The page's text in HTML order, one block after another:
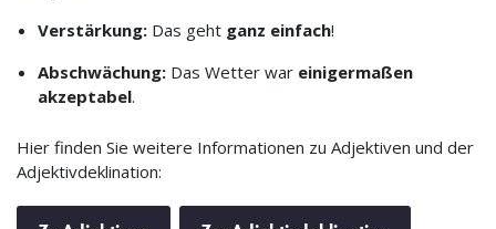
Verstärkung:Das geht ganz einfach!
Abschwächung:Das Wetter war einigermaßen
akzeptabel.
Hier finden Sie weitere Informationen zu Adjektiven und der
Adjektivdeklination: